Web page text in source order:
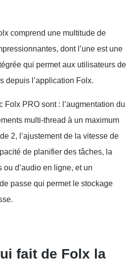
comprend une multitude de
dont l’une est une
qui permet aux utilisateurs de
depuis l’application Folx.
Folx PRO sont : l’augmentation du
multi-thread à un maximum
2, l’ajustement de la vitesse de
de planifier des tâches, la
d’audio en ligne, et un
passe qui permet le stockage
fait de Folx la